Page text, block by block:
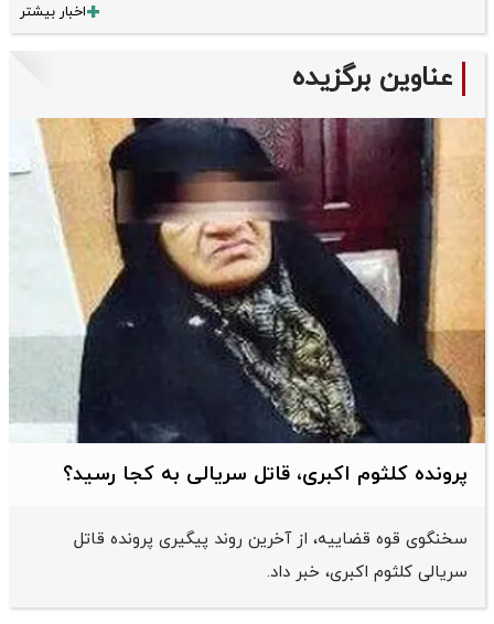
اخبار بیشتر
عناوین برگزیده
پرونده کلثوم اکبری، قاتل سریالی به کجا رسید؟
سخنگوی قوه قضاییه، از آخرین روند پیگیری پرونده قاتل
سریالی کلثوم اکبری، خبر داد.